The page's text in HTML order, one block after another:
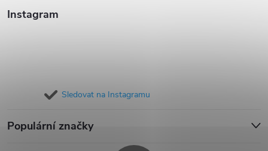
Instagram
Sledovat na Instagramu
Populární značky